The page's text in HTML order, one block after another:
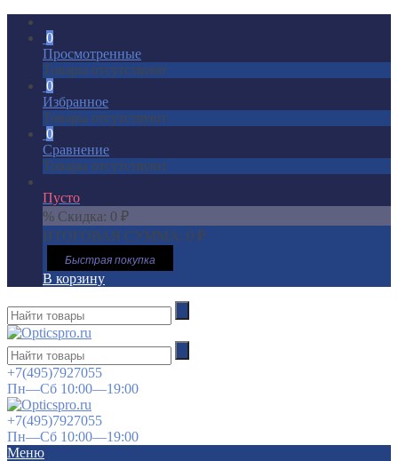
0
Просмотренные
Товары отсутствуют
0
Избранное
Товары отсутствуют
0
Сравнение
Товары отсутствуют
Пусто
% Скидка: 0 ₽
ИТОГОВАЯ СУММА: 0 ₽
Быстрая покупка
В корзину
+7(495)7927055
Пн—Сб 10:00—19:00
+7(495)7927055
Пн—Сб 10:00—19:00
Меню